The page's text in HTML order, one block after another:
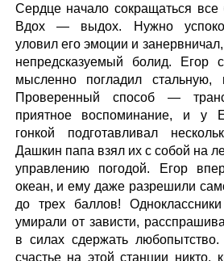
Сердце начало сокращаться
Вдох — выдох. Нужно
уловил его эмоции и
непредсказуемый болид. Егор
мысленно погладил
Проверенный способ —
приятное воспоминание, и у
гонкой подготавливал
Дашкин папа взял их с собой на
управлению погодой. Егор
океан, и ему даже разрешили
до трех баллов!
умирали от зависти,
в силах сдержать
счастье на этой станции никто,